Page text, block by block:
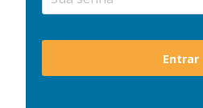
Entrar